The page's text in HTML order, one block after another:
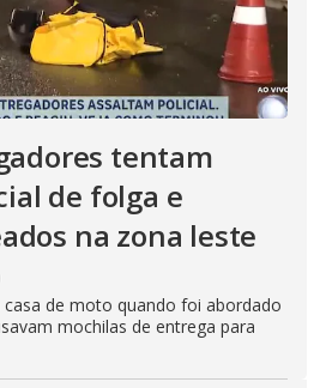
tentam
de folga e
na zona leste
de moto quando foi abordado
mochilas de entrega para